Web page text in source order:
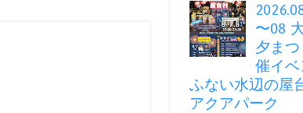
〜08
夕ま
催イベ
ふない水辺の屋
アクアパーク